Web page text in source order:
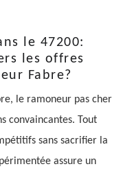
le 47200:
les offres
Fabre?
le ramoneur pas cher
convaincantes. Tout
sans sacrifier la
assure un